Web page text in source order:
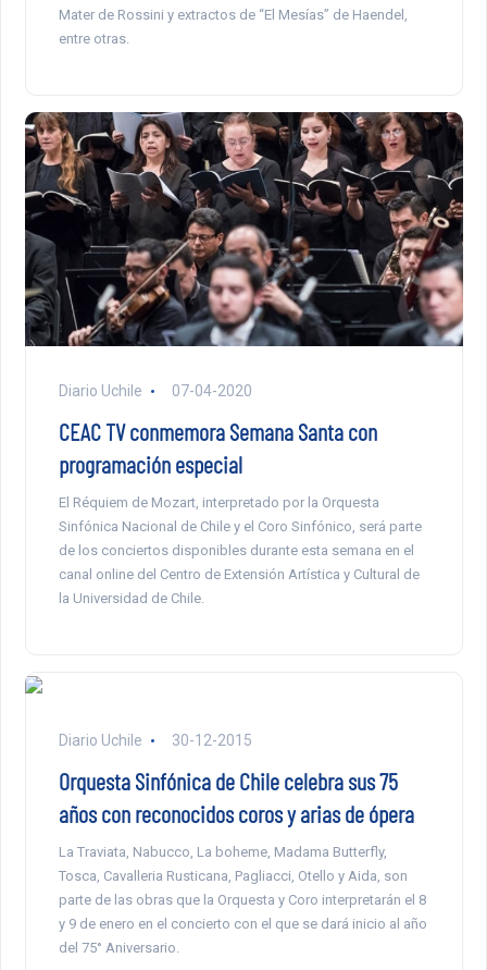
Mater de Rossini y extractos de “El Mesías” de Haendel,
entre otras.
Diario Uchile 07-04-2020
CEAC TV conmemora Semana Santa con
programación especial
El Réquiem de Mozart, interpretado por la Orquesta
Sinfónica Nacional de Chile y el Coro Sinfónico, será parte
de los conciertos disponibles durante esta semana en el
canal online del Centro de Extensión Artística y Cultural de
la Universidad de Chile.
Diario Uchile 30-12-2015
Orquesta Sinfónica de Chile celebra sus 75
años con reconocidos coros y arias de ópera
La Traviata, Nabucco, La boheme, Madama Butterfly,
Tosca, Cavalleria Rusticana, Pagliacci, Otello y Aida, son
parte de las obras que la Orquesta y Coro interpretarán el 8
y 9 de enero en el concierto con el que se dará inicio al año
del 75° Aniversario.